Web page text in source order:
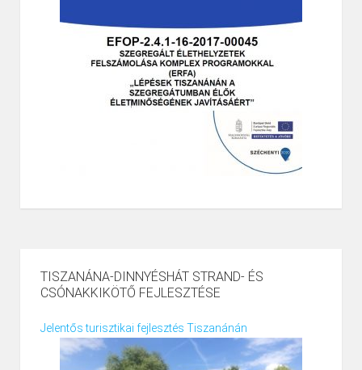
TISZANÁNA-DINNYÉSHÁT STRAND- ÉS
CSÓNAKKIKÖTŐ FEJLESZTÉSE
Jelentős turisztikai fejlesztés Tiszanánán